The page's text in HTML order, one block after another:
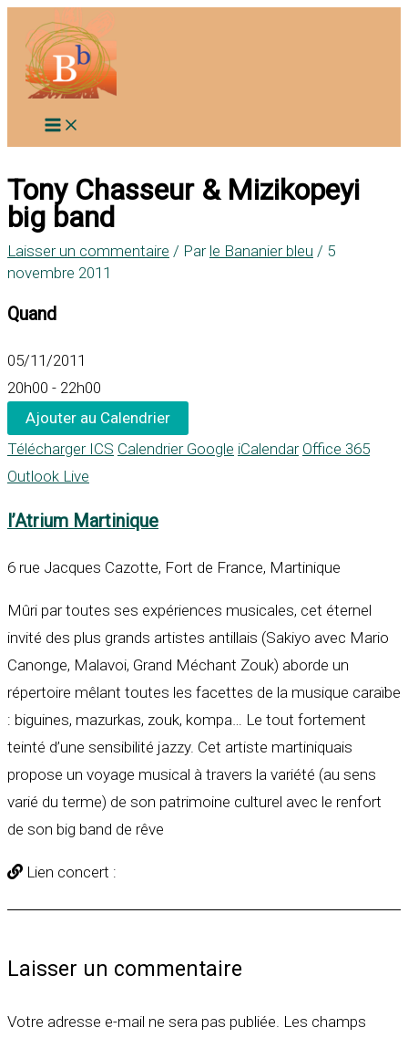
contenu
Tony Chasseur & Mizikopeyi
big band
Laisser un commentaire / Par le Bananier bleu / 5
novembre 2011
Quand
05/11/2011
20h00 - 22h00
Ajouter au Calendrier
Télécharger ICS Calendrier Google iCalendar Office 365
Outlook Live
l’Atrium Martinique
6 rue Jacques Cazotte, Fort de France, Martinique
Mûri par toutes ses expériences musicales, cet éternel
invité des plus grands artistes antillais (Sakiyo avec Mario
Canonge, Malavoi, Grand Méchant Zouk) aborde un
répertoire mêlant toutes les facettes de la musique caraïbe
: biguines, mazurkas, zouk, kompa… Le tout fortement
teinté d’une sensibilité jazzy. Cet artiste martiniquais
propose un voyage musical à travers la variété (au sens
varié du terme) de son patrimoine culturel avec le renfort
de son big band de rêve
Lien concert :
Laisser un commentaire
Votre adresse e-mail ne sera pas publiée. Les champs